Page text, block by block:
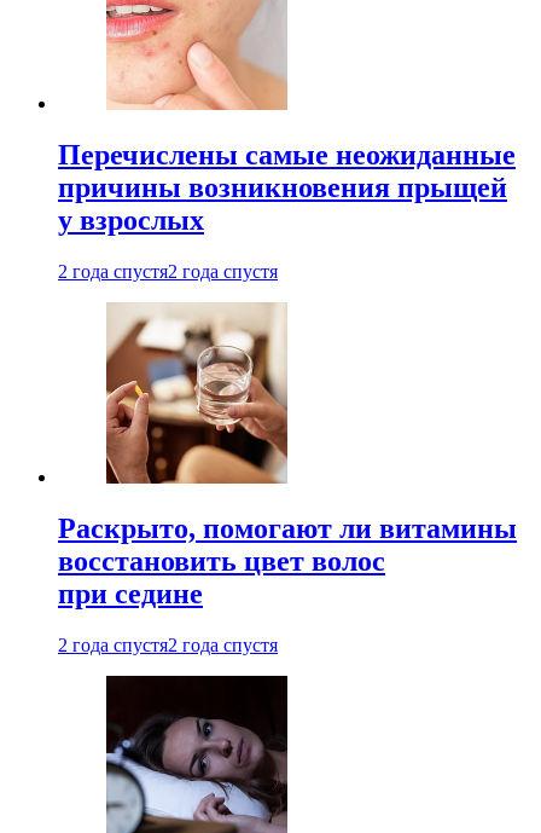
Перечислены самые неожиданные
причины возникновения прыщей
у взрослых
2 года спустя2 года спустя
Раскрыто, помогают ли витамины
восстановить цвет волос
при седине
2 года спустя2 года спустя